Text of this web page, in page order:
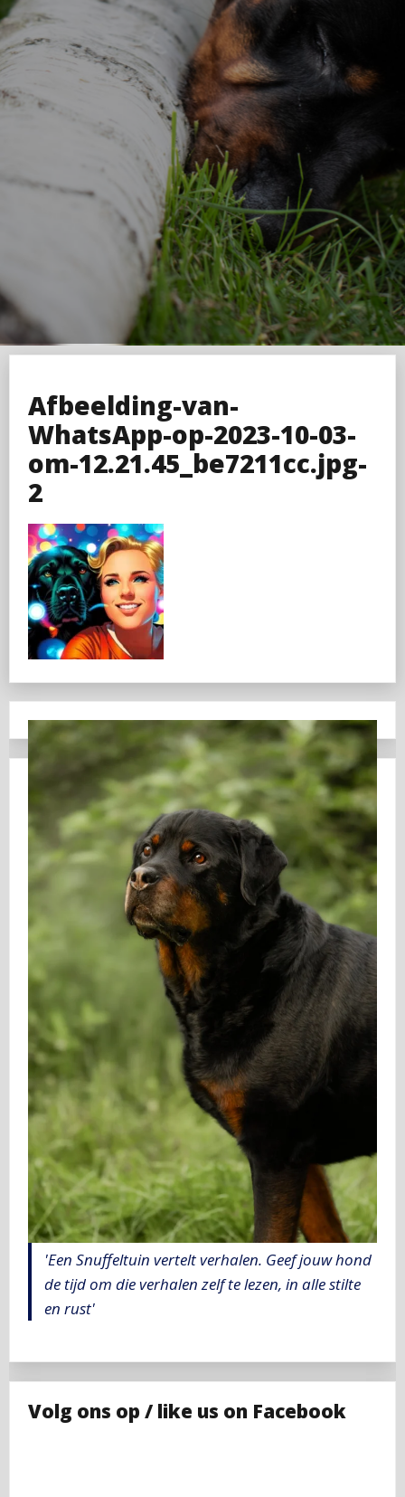
Afbeelding-van-
WhatsApp-op-2023-10-03-
om-12.21.45_be7211cc.jpg-
2
'Een Snuffeltuin vertelt verhalen. Geef jouw hond
de tijd om die verhalen zelf te lezen, in alle stilte
en rust'
Volg ons op / like us on Facebook